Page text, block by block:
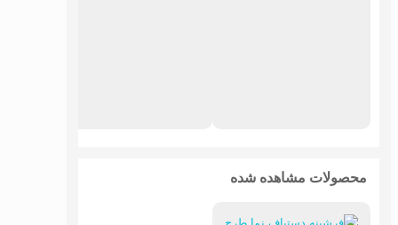
محصولات مشاهده شده